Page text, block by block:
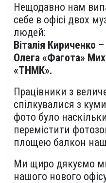
Нещодавно нам
себе в офісі двох
людей:
Віталія Кириченко
Олега «Фагота»
«ТНМК».
Працівники з
спілкувалися з
фото було
перемістити
площею балкон
Ми щиро дякуємо
нашого нового